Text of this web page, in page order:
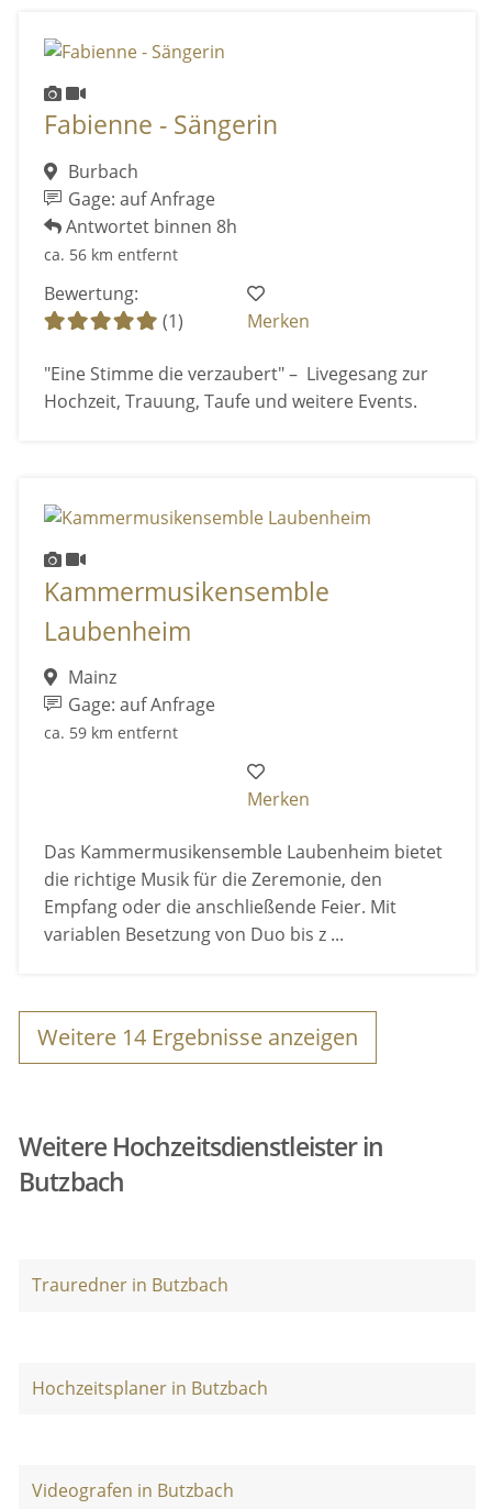
Fabienne - Sängerin
Burbach
Gage: auf Anfrage
Antwortet binnen 8h
ca. 56 km entfernt
Bewertung:
(1)
Merken
"Eine Stimme die verzaubert" – Livegesang zur
Hochzeit, Trauung, Taufe und weitere Events.
Kammermusikensemble
Laubenheim
Mainz
Gage: auf Anfrage
ca. 59 km entfernt
Merken
Das Kammermusikensemble Laubenheim bietet
die richtige Musik für die Zeremonie, den
Empfang oder die anschließende Feier. Mit
variablen Besetzung von Duo bis z ...
Weitere 14 Ergebnisse anzeigen
Weitere Hochzeitsdienstleister in
Butzbach
Trauredner in Butzbach
Hochzeitsplaner in Butzbach
Videografen in Butzbach